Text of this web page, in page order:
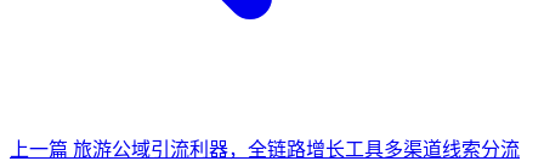
上一篇 旅游公域引流利器，全链路增长工具多渠道线索分流